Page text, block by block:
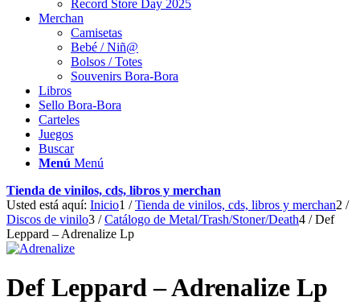
Record Store Day 2025
Merchan
Camisetas
Bebé / Niñ@
Bolsos / Totes
Souvenirs Bora-Bora
Libros
Sello Bora-Bora
Carteles
Juegos
Buscar
Menú Menú
Tienda de vinilos, cds, libros y merchan
Usted está aquí: Inicio1 / Tienda de vinilos, cds, libros y merchan2 /
Discos de vinilo3 / Catálogo de Metal/Trash/Stoner/Death4 / Def
Leppard – Adrenalize Lp
Def Leppard – Adrenalize Lp